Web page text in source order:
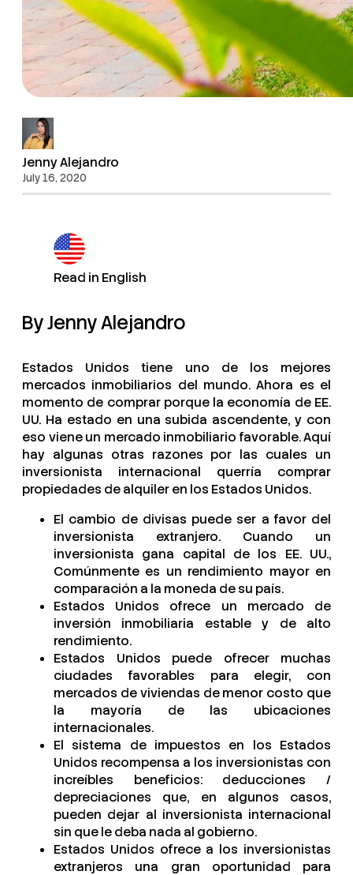
Jenny Alejandro
July 16, 2020
Read in English
By Jenny Alejandro
Estados Unidos tiene uno de los mejores
mercados inmobiliarios del mundo. Ahora es el
momento de comprar porque la economía de EE.
UU. Ha estado en una subida ascendente, y con
eso viene un mercado inmobiliario favorable. Aquí
hay algunas otras razones por las cuales un
inversionista internacional querría comprar
propiedades de alquiler en los Estados Unidos.
El cambio de divisas puede ser a favor del
inversionista extranjero. Cuando un
inversionista gana capital de los EE. UU.,
Comúnmente es un rendimiento mayor en
comparación a la moneda de su país.
Estados Unidos ofrece un mercado de
inversión inmobiliaria estable y de alto
rendimiento.
Estados Unidos puede ofrecer muchas
ciudades favorables para elegir, con
mercados de viviendas de menor costo que
la mayoría de las ubicaciones
internacionales.
El sistema de impuestos en los Estados
Unidos recompensa a los inversionistas con
increíbles beneficios: deducciones /
depreciaciones que, en algunos casos,
pueden dejar al inversionista internacional
sin que le deba nada al gobierno.
Estados Unidos ofrece a los inversionistas
extranjeros una gran oportunidad para